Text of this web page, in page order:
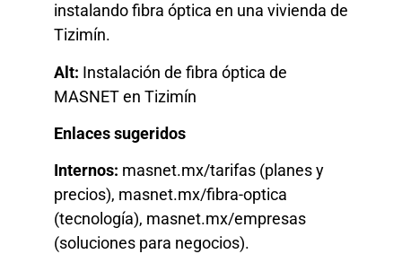
instalando fibra óptica en una vivienda de
Tizimín.
Alt: Instalación de fibra óptica de
MASNET en Tizimín
Enlaces sugeridos
Internos: masnet.mx/tarifas (planes y
precios), masnet.mx/fibra-optica
(tecnología), masnet.mx/empresas
(soluciones para negocios).